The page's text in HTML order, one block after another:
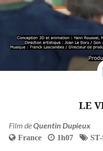
LE
Film deQuentin Dupieux
France 1h07